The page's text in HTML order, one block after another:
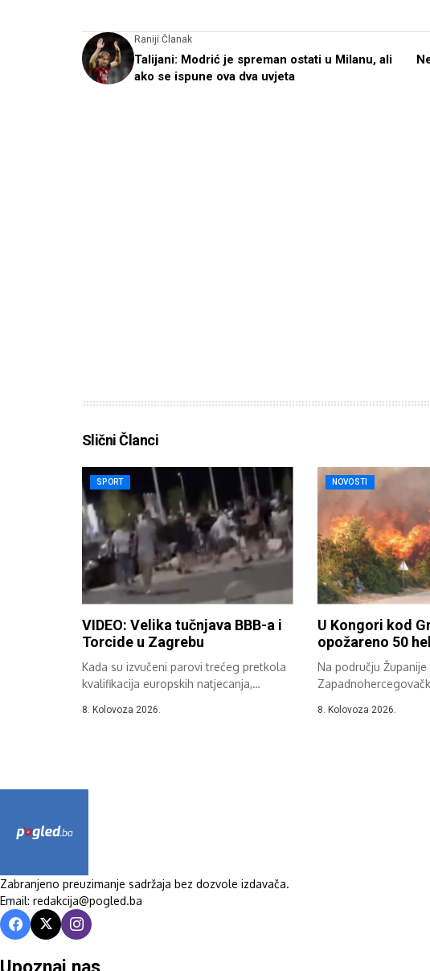
Raniji Članak
Talijani: Modrić je spreman ostati u Milanu, ali
ako se ispune ova dva uvjeta
Slični Članci
SPORT
VIDEO: Velika tučnjava BBB-a i
Torcide u Zagrebu
Kada su izvučeni parovi trećeg pretkola
kvalifikacija europskih natjecanja,
8. Kolovoza 2026.
NOVOSTI
U Kongori kod
opožareno 50
Na području Županije
otvorenom,...
8. Kolovoza 2026.
Zabranjeno preuzimanje sadržaja bez dozvole izdavača.
Email: redakcija@pogled.ba